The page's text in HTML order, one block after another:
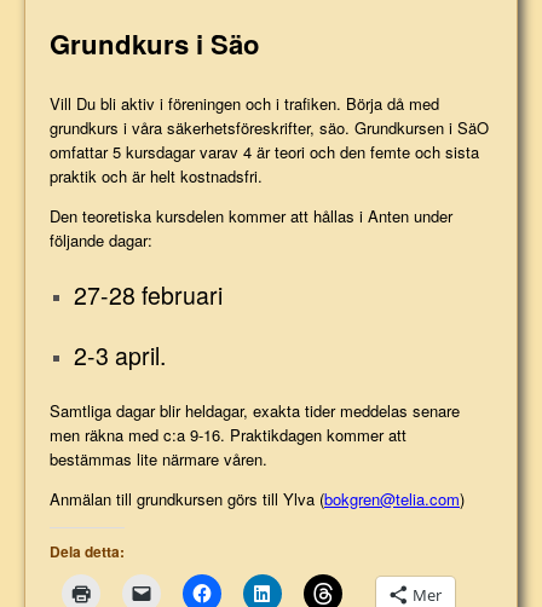
Grundkurs i Säo
Vill Du bli aktiv i föreningen och i trafiken. Börja då med
grundkurs i våra säkerhetsföreskrifter, säo. Grundkursen i SäO
omfattar 5 kursdagar varav 4 är teori och den femte och sista
praktik och är helt kostnadsfri.
Den teoretiska kursdelen kommer att hållas i Anten under
följande dagar:
27-28 februari
2-3 april.
Samtliga dagar blir heldagar, exakta tider meddelas senare
men räkna med c:a 9-16. Praktikdagen kommer att
bestämmas lite närmare våren.
Anmälan till grundkursen görs till Ylva (bokgren@telia.com)
Dela detta:
Mer